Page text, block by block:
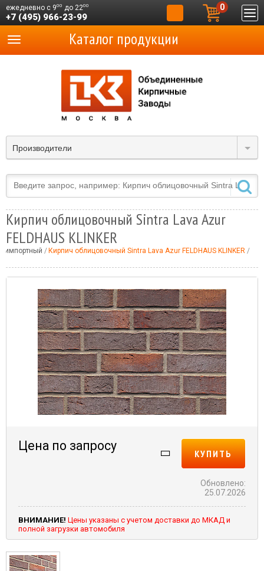
ежедневно с 900 до 2200
+7 (495) 966-23-99
0
Производители
Каталог продукции
Кирпич облицовочный Sintra Lava Azur
FELDHAUS KLINKER
импортный Кирпич облицовочный Sintra Lava Azur FELDHAUS KLINKER
Цена по запросу
КУПИТЬ
Обновлено:
25.07.2026
ВНИМАНИЕ! Цены указаны с учетом доставки до МКАД и
полной загрузки автомобиля